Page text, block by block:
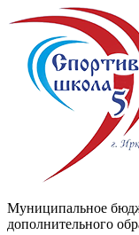
Муниципальное
дополнительного